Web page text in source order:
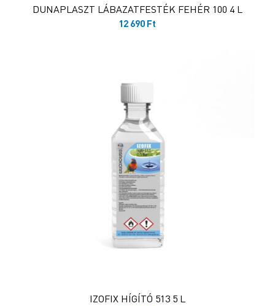
DUNAPLASZT LÁBAZATFESTÉK FEHÉR 100 4 L
12 690 Ft
IZOFIX HÍGÍTÓ 513 5 L